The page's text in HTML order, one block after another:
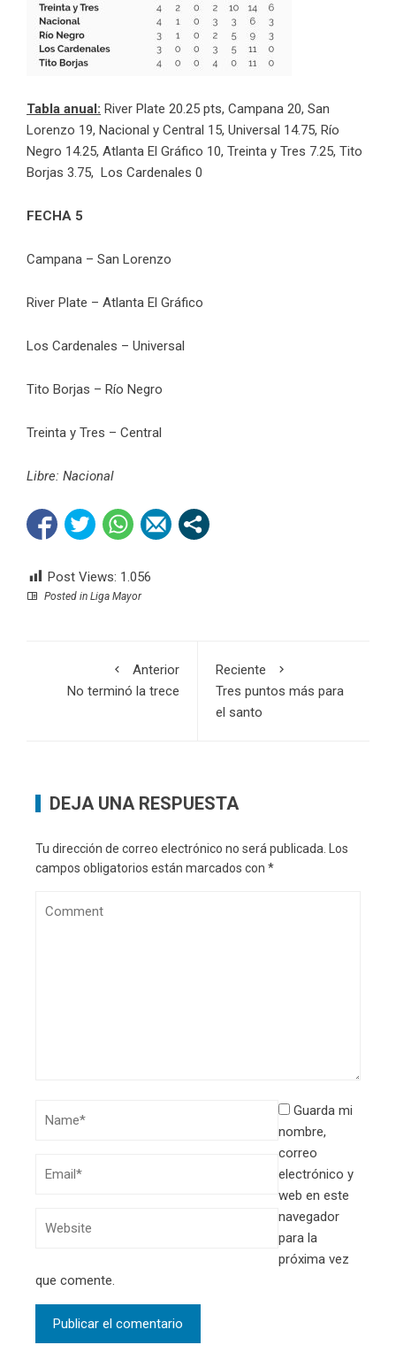
Tabla anual: River Plate 20.25 pts, Campana 20, San
Lorenzo 19, Nacional y Central 15, Universal 14.75, Río
Negro 14.25, Atlanta El Gráfico 10, Treinta y Tres 7.25, Tito
Borjas 3.75, Los Cardenales 0
FECHA 5
Campana – San Lorenzo
River Plate – Atlanta El Gráfico
Los Cardenales – Universal
Tito Borjas – Río Negro
Treinta y Tres – Central
Libre: Nacional
Post Views: 1.056
Posted in Liga Mayor
Anterior
No terminó la trece
Reciente
Tres puntos más para
el santo
DEJA UNA RESPUESTA
Tu dirección de correo electrónico no será publicada. Los
campos obligatorios están marcados con *
Guarda mi
nombre,
correo
electrónico y
web en este
navegador
para la
próxima vez
que comente.